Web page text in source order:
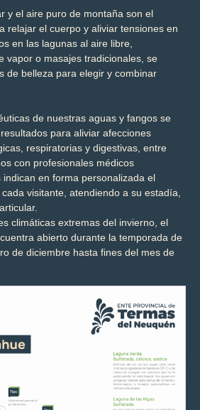
y el aire puro de montaña son el
relajar el cuerpo y aliviar tensiones en
en las lagunas al aire libre,
vapor o masajes tradicionales, se
de belleza para elegir y combinar
de nuestras aguas y fangos se
para aliviar afecciones
respiratorias y digestivas, entre
con profesionales médicos
en forma personalizada el
visitante, atendiendo a su estadía,
climáticas extremas del invierno, el
abierto durante la temporada de
de diciembre hasta fines del mes de